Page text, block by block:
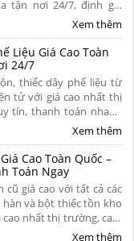
tận nơi 24/7, định giá
thiếc, thanh toán
Xem thêm
Liệu Giá Cao Toàn
24/7
thiếc dây phế liệu từ
tử với giá cao nhất thị
tín, thanh toán nhanh
và chiết khấu hoa hồng
Xem thêm
Cao Toàn Quốc –
Toán Ngay
cũ giá cao với tất cả các
hàn và bột thiếc tồn kho
nhất thị trường, cam
xếp tận nơi và thanh
Xem thêm